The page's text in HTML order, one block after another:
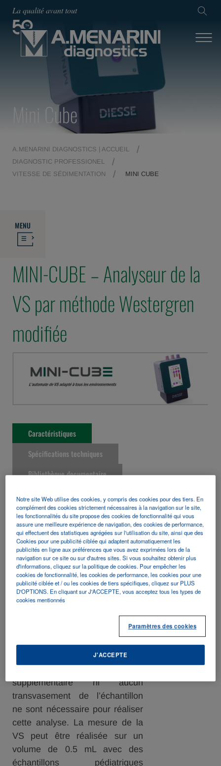
La qualité avant tout
Mini Cube
A.MENARINI DIAGNOSTICS | ACCUEIL
DIAGNOSTIC PROFESSIONEL
VITESSE DE SÉDIMENTATION
MINI CUBE
MENU
MINI-CUBE – Analyseur de la
VS par méthode Westergren
modifiée
Caractéristiques
Spécifications techniques
Bibliothèque documentaire
LeMINI-CUBEest un automate
ultra-compact
de paillasse
développé par DIESSE pour la
mesure de la Vitesse de
Sédimentation (VS). Il permet de
réaliser jusqu’à 4 mesures
simultanées, en chargement
L’appareil est conçu pour réaliser
cette analysedirectement sur
(tube NFS, sang
supplémentaire ni aucun
transvasement de l’échantillon
ne sont nécessaire pour réaliser
cette analyse. La mesure de la
VS peut être réalisée sur un
volume de 0.5 mL avec des
échantillons pédiatriques
Notre site Web utilise des cookies, y compris des cookies pour des tiers. En
complément des cookies strictement nécessaires à la navigation sur le site,
les fonctionnalités du site propose des cookies de fonctionnalité qui vous
assure une meilleure expérience de navigation, des cookies de performance,
qui effectuent des statistiques agrégées sur l'utilisation du site, ainsi que des
Cookies pour une publicité ciblée qui adaptent automatiquement les
publicités en ligne aux préférences que vous avez exprimées lors de la
navigation sur ce site ou sur d'autres sites. Si vous souhaitez obtenir plus
d'informations, cliquez sur la politique de cookies. Pour empêcher les
cookies de fonctionnalité, les cookies de performance, les cookies pour une
publicité ciblée et / ou les cookies de tiers spécifiques, cliquez sur PLUS
D'OPTIONS. En cliquant sur J'ACCEPTE, vous acceptez tous les types de
cookies mentionnés
Paramètres des cookies
J'ACCEPTE